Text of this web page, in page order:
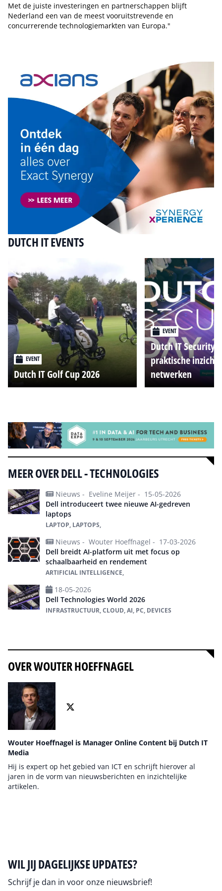
Met de juiste investeringen en partnerschappen blijft
Nederland een van de meest vooruitstrevende en
concurrerende technologiemarkten van Europa."
DUTCH IT EVENTS
EVENT
Dutch IT Golf Cup 2026
EVENT
Dutch IT Security
praktische
netwerken
MEER OVER DELL - TECHNOLOGIES
Nieuws - Eveline Meijer - 15-05-2026
Dell introduceert twee nieuwe AI-gedreven
laptops
LAPTOP, LAPTOPS,
Nieuws - Wouter Hoeffnagel - 17-03-2026
Dell breidt AI-platform uit met focus op
schaalbaarheid en rendement
ARTIFICIAL INTELLIGENCE,
18-05-2026
Dell Technologies World 2026
INFRASTRUCTUUR, CLOUD, AI, PC, DEVICES
OVER WOUTER HOEFFNAGEL
Wouter Hoeffnagel is Manager Online Content bij Dutch IT
Media
Hij is expert op het gebied van ICT en schrijft hierover al
jaren in de vorm van nieuwsberichten en inzichtelijke
artikelen.
WIL JIJ DAGELIJKSE UPDATES?
Schrijf je dan in voor onze nieuwsbrief!